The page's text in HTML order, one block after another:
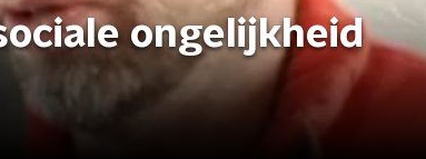
ongelijkheid